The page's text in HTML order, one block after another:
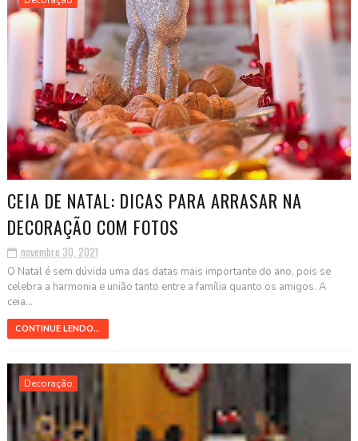
CEIA DE NATAL: DICAS PARA ARRASAR NA
DECORAÇÃO COM FOTOS
novembro 30, 2021
O Natal é sem dúvida uma das datas mais importante do ano, pois se
celebra a harmonia e união tanto entre a família quanto os amigos. A
ceia...
CONTINUE LENDO...
Decoração